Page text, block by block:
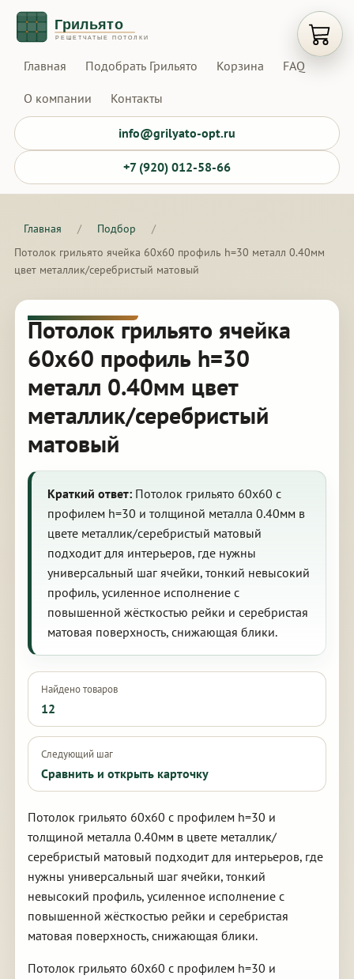
Главная Подобрать Грильято Корзина FAQ
О компании Контакты
info@grilyato-opt.ru
+7 (920) 012-58-66
Главная / Подбор
/
Потолок грильято ячейка 60х60 профиль h=30 металл 0.40мм
цвет металлик/серебристый матовый
Потолок грильято ячейка
60х60 профиль h=30
металл 0.40мм цвет
металлик/серебристый
матовый
Краткий ответ:Потолок грильято 60х60 с
профилем h=30 и толщиной металла 0.40мм в
цвете металлик/серебристый матовый
подходит для интерьеров, где нужны
универсальный шаг ячейки, тонкий невысокий
профиль, усиленное исполнение с
повышенной жёсткостью рейки и серебристая
матовая поверхность, снижающая блики.
Найдено товаров
12
Следующий шаг
Сравнить и открыть карточку
Потолок грильято 60х60 с профилем h=30 и
толщиной металла 0.40мм в цвете металлик/
серебристый матовый подходит для интерьеров, где
нужны универсальный шаг ячейки, тонкий
невысокий профиль, усиленное исполнение с
повышенной жёсткостью рейки и серебристая
матовая поверхность, снижающая блики.
Потолок грильято 60х60 с профилем h=30 и